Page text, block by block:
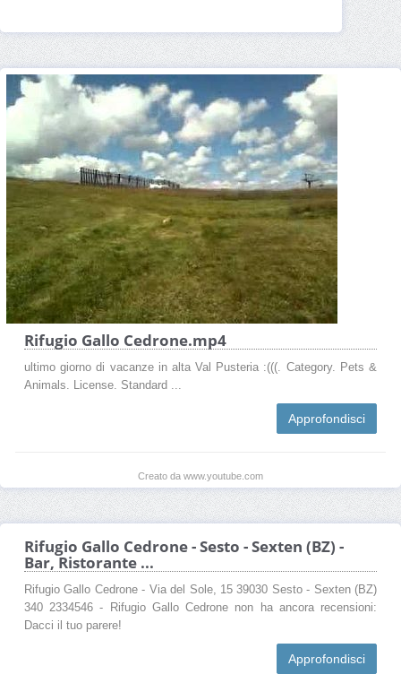
Rifugio Gallo Cedrone.mp4
ultimo giorno di vacanze in alta Val Pusteria :(((. Category. Pets &
Animals. License. Standard ...
Approfondisci
Creato da www.youtube.com
Rifugio Gallo Cedrone - Sesto - Sexten (BZ) -
Bar, Ristorante ...
Rifugio Gallo Cedrone - Via del Sole, 15 39030 Sesto - Sexten (BZ)
340 2334546 - Rifugio Gallo Cedrone non ha ancora recensioni:
Dacci il tuo parere!
Approfondisci